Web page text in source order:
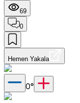
69
0
Hemen Yakala
0°